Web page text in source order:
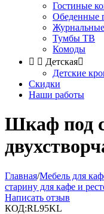
Гостиные
Обеденные
Тумбы ТВ
Комоды
  Детская
Детские
Скидки
Наши работы
Шкаф под
Главная/Мебель для
старину для кафе и
Написать отзыв
КОД:RL95KL